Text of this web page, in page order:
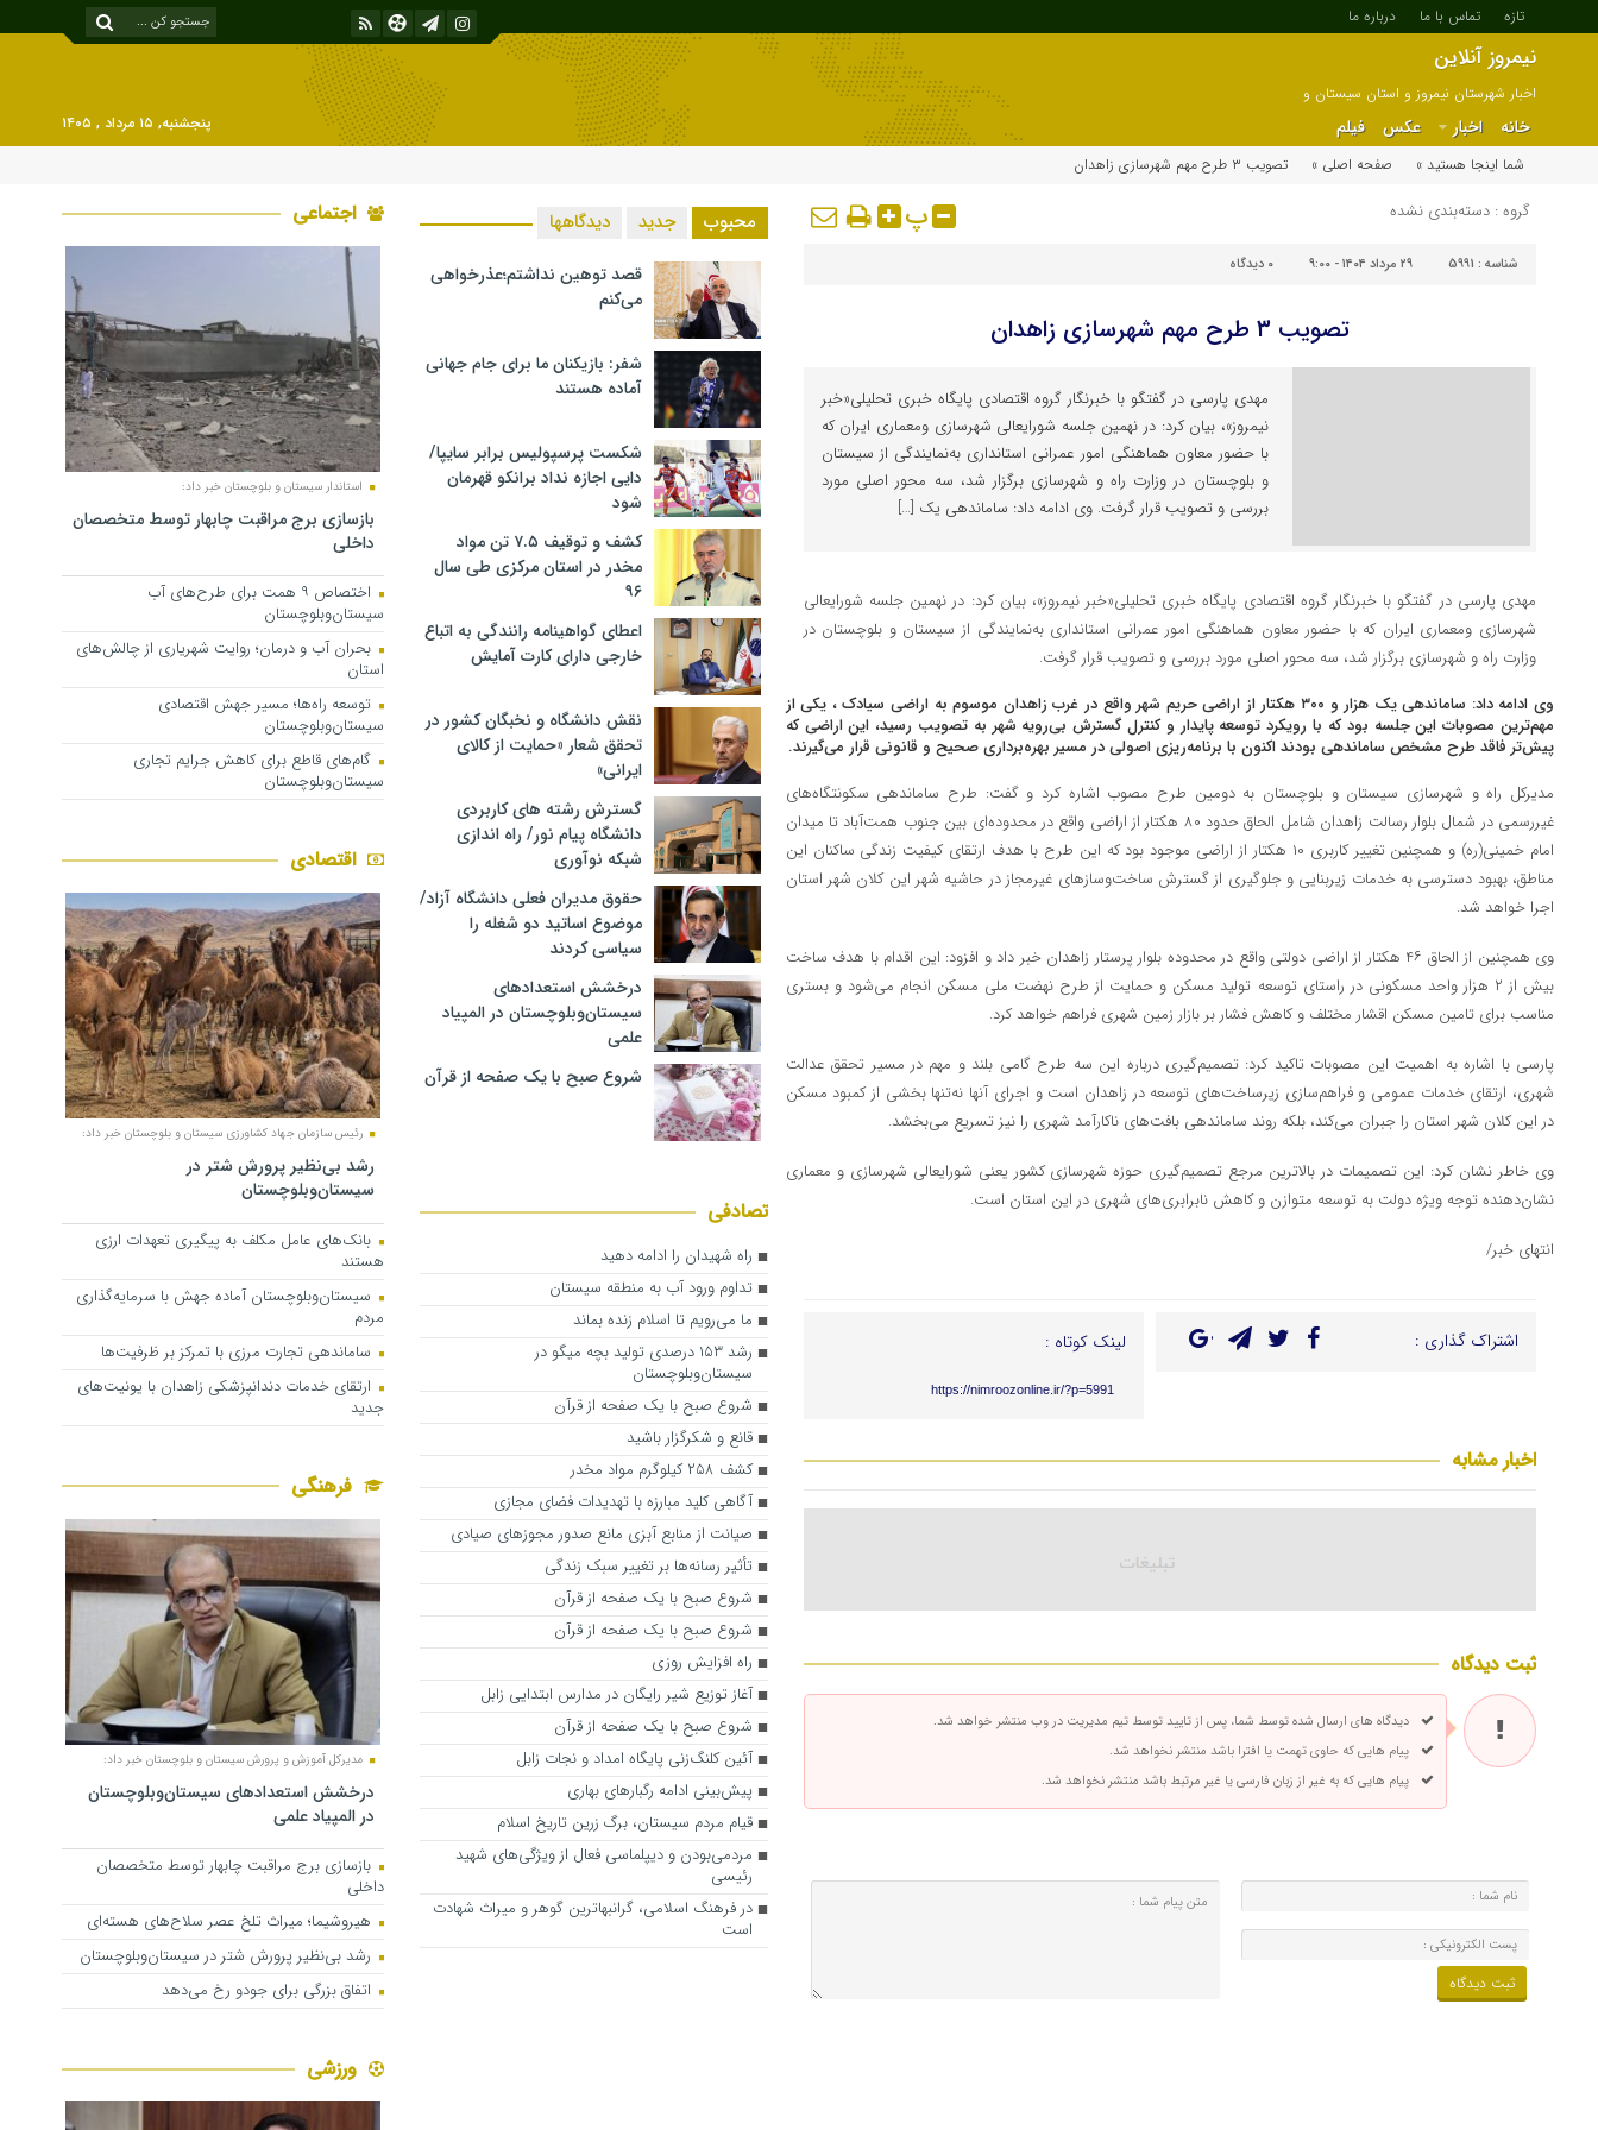
تازه تماس با ما درباره ما
نیمروز آنلاین
اخبار شهرستان نیمروز و استان سیستان و
بلوچستان
خانه اخبار عکس فیلم
پنجشنبه, ۱۵ مرداد , ۱۴۰۵
شما اینجا هستید »
صفحه اصلی » تصویب ۳ طرح مهم شهرسازی زاهدان
گروه : دسته‌بندی نشده پ
شناسه : 5991 ۲۹ مرداد ۱۴۰۴ - ۹:۰۰ ۰ دیدگاه
تصویب ۳ طرح مهم شهرسازی زاهدان
مهدی پارسی در گفتگو با خبرنگار گروه اقتصادی پایگاه خبری تحلیلی«خبر
نیمروز»، بیان کرد: در نهمین جلسه شورایعالی شهرسازی ومعماری ایران که
با حضور معاون هماهنگی امور عمرانی استانداری به‌نمایندگی از سیستان
و بلوچستان در وزارت راه و شهرسازی برگزار شد، سه محور اصلی مورد
بررسی و تصویب قرار گرفت. وی ادامه داد: ساماندهی یک […]
مهدی پارسی در گفتگو با خبرنگار گروه اقتصادی پایگاه خبری تحلیلی«خبر نیمروز»، بیان کرد: در نهمین جلسه شورایعالی
شهرسازی ومعماری ایران که با حضور معاون هماهنگی امور عمرانی استانداری به‌نمایندگی از سیستان و بلوچستان در
وزارت راه و شهرسازی برگزار شد، سه محور اصلی مورد بررسی و تصویب قرار گرفت.
وی ادامه داد: ساماندهی یک هزار و ۳۰۰ هکتار از اراضی حریم شهر واقع در غرب زاهدان موسوم به اراضی سیادک ، یکی از
مهم‌ترین مصوبات این جلسه بود که با رویکرد توسعه پایدار و کنترل گسترش بی‌رویه شهر به تصویب رسید، این اراضی که
پیش‌تر فاقد طرح مشخص ساماندهی بودند اکنون با برنامه‌ریزی اصولی در مسیر بهره‌برداری صحیح و قانونی قرار می‌گیرند.
مدیرکل راه و شهرسازی سیستان و بلوچستان به دومین طرح مصوب اشاره کرد و گفت: طرح ساماندهی سکونتگاه‌های
غیررسمی در شمال بلوار رسالت زاهدان شامل الحاق حدود ۸۰ هکتار از اراضی واقع در محدوده‌ای بین جنوب همت‌آباد تا میدان
امام خمینی(ره) و همچنین تغییر کاربری ۱۰ هکتار از اراضی موجود بود که این طرح با هدف ارتقای کیفیت زندگی ساکنان این
مناطق، بهبود دسترسی به خدمات زیربنایی و جلوگیری از گسترش ساخت‌وسازهای غیرمجاز در حاشیه شهر این کلان شهر استان
اجرا خواهد شد.
وی همچنین از الحاق ۴۶ هکتار از اراضی دولتی واقع در محدوده بلوار پرستار زاهدان خبر داد و افزود: این اقدام با هدف ساخت
بیش از ۲ هزار واحد مسکونی در راستای توسعه تولید مسکن و حمایت از طرح نهضت ملی مسکن انجام می‌شود و بستری
مناسب برای تامین مسکن اقشار مختلف و کاهش فشار بر بازار زمین شهری فراهم خواهد کرد.
پارسی با اشاره به اهمیت این مصوبات تاکید کرد: تصمیم‌گیری درباره این سه طرح گامی بلند و مهم در مسیر تحقق عدالت
شهری، ارتقای خدمات عمومی و فراهم‌سازی زیرساخت‌های توسعه در زاهدان است و اجرای آنها نه‌تنها بخشی از کمبود مسکن
در این کلان شهر استان را جبران می‌کند، بلکه روند ساماندهی بافت‌های ناکارآمد شهری را نیز تسریع می‌بخشد.
وی خاطر نشان کرد: این تصمیمات در بالاترین مرجع تصمیم‌گیری حوزه شهرسازی کشور یعنی شورایعالی شهرسازی و معماری
نشان‌دهنده توجه ویژه دولت به توسعه متوازن و کاهش نابرابری‌های شهری در این استان است.
انتهای خبر/
اشتراک گذاری : لینک کوتاه :
https://nimroozonline.ir/?p=5991
اخبار مشابه
ثبت دیدگاه
دیدگاه های ارسال شده توسط شما، پس از تایید توسط تیم مدیریت در وب منتشر خواهد شد.
پیام هایی که حاوی تهمت یا افترا باشد منتشر نخواهد شد.
پیام هایی که به غیر از زبان فارسی یا غیر مرتبط باشد منتشر نخواهد شد.
محبوب جدید دیدگاهها
قصد توهین نداشتم؛عذرخواهی
می‌کنم
شفر: بازیکنان ما برای جام جهانی
آماده هستند
شکست پرسپولیس برابر سایپا/
دایی اجازه نداد برانکو قهرمان
شود
کشف و توقیف ۷.۵ تن مواد
مخدر در استان مرکزی طی سال
۹۶
اعطای گواهینامه رانندگی به اتباع
خارجی دارای کارت آمایش
نقش دانشگاه و نخبگان کشور در
تحقق شعار «حمایت از کالای
ایرانی»
گسترش رشته های کاربردی
دانشگاه پیام نور/ راه اندازی
شبکه نوآوری
حقوق مدیران فعلی دانشگاه آزاد/
موضوع اساتید دو شغله را
سیاسی کردند
درخشش استعدادهای
سیستان‌وبلوچستان در المپیاد
علمی
شروع صبح با یک صفحه از قرآن
تصادفی
راه شهیدان را ادامه دهید
تداوم ورود آب به منطقه سیستان
ما می‌رویم تا اسلام زنده بماند
رشد ۱۵۳ درصدی تولید بچه میگو در
سیستان‌وبلوچستان‌
شروع صبح با یک صفحه از قرآن
قانع و شکرگزار باشید
کشف ۲۵۸ کیلوگرم مواد مخدر
آگاهی‌ کلید مبارزه با تهدیدات فضای مجازی
صیانت از منابع آبزی مانع صدور مجوزهای صیادی
تأثیر رسانه‌ها بر تغییر سبک زندگی
شروع صبح با یک صفحه از قرآن
شروع صبح با یک صفحه از قرآن
راه افزایش روزى
آغاز توزیع شیر رایگان در مدارس ابتدایی زابل
شروع صبح با یک صفحه از قرآن
آئین کلنگ‌زنی پایگاه امداد و نجات زابل
پیش‌بینی ادامه رگبارهای بهاری
قیام مردم سیستان، برگ زرین تاریخ اسلام
مردمی‌بودن و دیپلماسی فعال از ویژگی‌های شهید
رئیسی
در فرهنگ اسلامی، گرانبهاترین گوهر و میراث شهادت
است
اجتماعی
استاندار سیستان و بلوچستان خبر داد:
بازسازی برج مراقبت چابهار توسط متخصصان
داخلی
اختصاص ۹ همت برای طرح‌های آب
سیستان‌وبلوچستان
بحران آب و درمان؛ روایت شهریاری از چالش‌های
استان
توسعه راه‌ها؛ مسیر جهش اقتصادی
سیستان‌وبلوچستان
گام‌های قاطع برای کاهش جرایم تجاری
سیستان‌وبلوچستان
اقتصادی
رئیس سازمان جهاد کشاورزی سیستان و بلوچستان خبر داد:
رشد بی‌نظیر پرورش شتر در
سیستان‌وبلوچستان
بانک‌های عامل مکلف به پیگیری تعهدات ارزی
هستند
سیستان‌وبلوچستان آماده جهش با سرمایه‌گذاری
مردم
ساماندهی تجارت مرزی با تمرکز بر ظرفیت‌ها
ارتقای خدمات دندانپزشکی زاهدان با یونیت‌های
جدید
فرهنگی
مدیرکل آموزش و پرورش سیستان و بلوچستان خبر داد:
درخشش استعدادهای سیستان‌وبلوچستان
در المپیاد علمی
بازسازی برج مراقبت چابهار توسط متخصصان
داخلی
هیروشیما؛ میراث تلخ عصر سلاح‌های هسته‌ای
رشد بی‌نظیر پرورش شتر در سیستان‌وبلوچستان
اتفاق بزرگی برای جودو رخ می‌دهد
ورزشی